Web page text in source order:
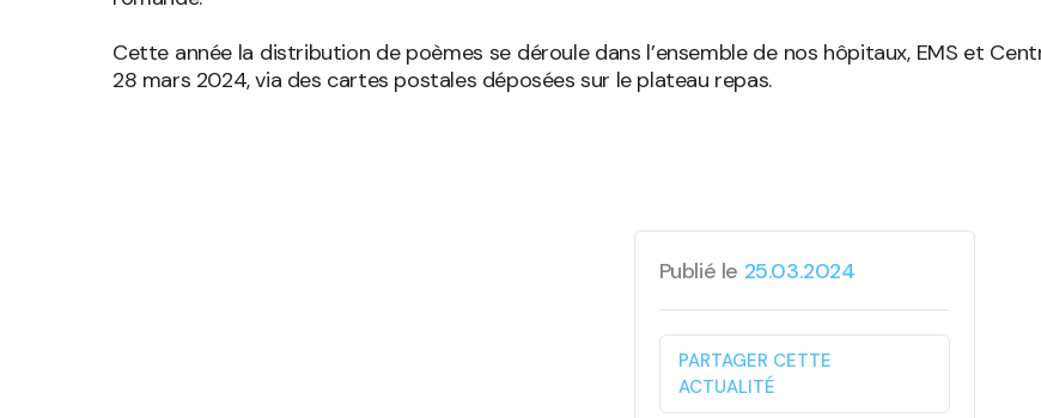
Cette année la distribution de poèmes se déroule dans l’ensemble de nos hôpitaux, EMS et
28 mars 2024, via des cartes postales déposées sur le plateau repas.
Publié le 25.03.2024
PARTAGER CETTE
ACTUALITÉ